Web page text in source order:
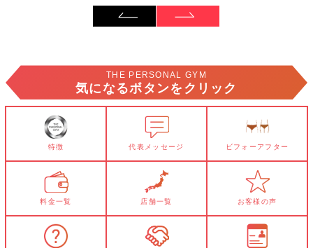
THE PERSONAL GYM
気になるボタンをクリック
特徴 代表メッセージ ビフォーアフター
料金一覧 店舗一覧 お客様の声